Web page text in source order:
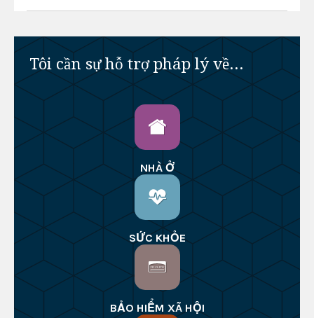
Tôi cần sự hỗ trợ pháp lý về...
NHÀ Ở
SỨC KHỎE
BẢO HIỂM XÃ HỘI